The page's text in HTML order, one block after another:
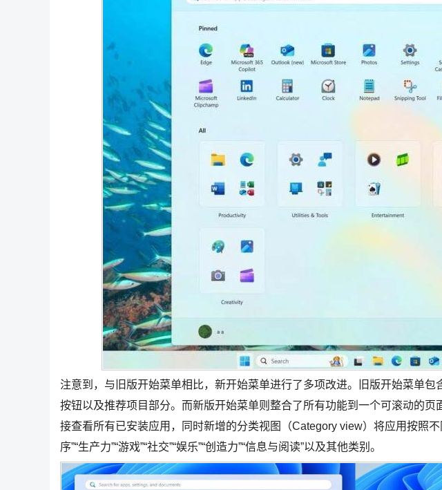
注意到，与旧版开始菜单相比，新开始菜单进行了多项改进。旧版开始菜单包
按钮以及推荐项目部分。而新版开始菜单则整合了所有功能到一个可滚动的页
接查看所有已安装应用，同时新增的分类视图（Category view）将应用按照
序”“生产力”“游戏”“社交”“娱乐”“创造力”“信息与阅读”以及其他类别。